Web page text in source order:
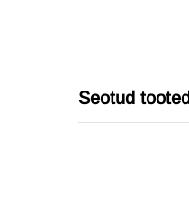
Seotud tooted